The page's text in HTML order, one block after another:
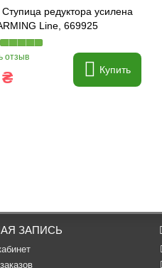
редуктора усилена
Line, 669925
отзыв
₴ Купить
ЗАПИСЬ